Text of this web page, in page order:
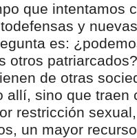
que intentamos
y
es:
otros
de otras
allí, sino que traen
restricción
un mayor